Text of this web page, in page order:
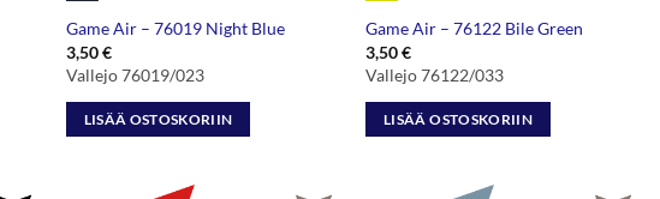
Game Air – 76019 Night Blue
3,50€
Vallejo 76019/023
LISÄÄ OSTOSKORIIN
Game Air – 76122 Bile Green
3,50€
Vallejo 76122/033
LISÄÄ OSTOSKORIIN